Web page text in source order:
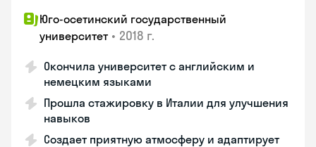
Юго-осетинский государственный
университет • 2018 г.
Окончила университет с английским и
немецким языками
Прошла стажировку в Италии для улучшения
навыков
Создает приятную атмосферу и адаптирует